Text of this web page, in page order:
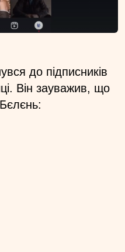
до підписників
Він зауважив, що